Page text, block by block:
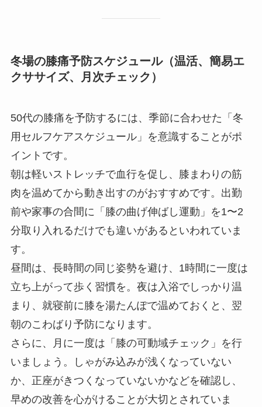
冬場の膝痛予防スケジュール（温活、簡易エ
クササイズ、月次チェック）
50代の膝痛を予防するには、季節に合わせた「冬
用セルフケアスケジュール」を意識することがポ
イントです。
朝は軽いストレッチで血行を促し、膝まわりの筋
肉を温めてから動き出すのがおすすめです。出勤
前や家事の合間に「膝の曲げ伸ばし運動」を1〜2
分取り入れるだけでも違いがあるといわれていま
す。
昼間は、長時間の同じ姿勢を避け、1時間に一度は
立ち上がって歩く習慣を。夜は入浴でしっかり温
まり、就寝前に膝を湯たんぽで温めておくと、翌
朝のこわばり予防になります。
さらに、月に一度は「膝の可動域チェック」を行
いましょう。しゃがみ込みが浅くなっていない
か、正座がきつくなっていないかなどを確認し、
早めの改善を心がけることが大切とされていま